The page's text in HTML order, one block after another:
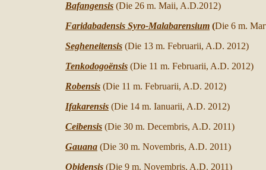
Bafangensis (Die 26 m. Maii, A.D.2012)
Faridabadensis Syro-Malabarensium (Die 6 m.
Segheneitensis (Die 13 m. Februarii, A.D. 2012)
Tenkodogoënsis (Die 11 m. Februarii, A.D. 2012)
Robensis (Die 11 m. Februarii, A.D. 2012)
Ifakarensis (Die 14 m. Ianuarii, A.D. 2012)
Ceibensis (Die 30 m. Decembris, A.D. 2011)
Gauana (Die 30 m. Novembris, A.D. 2011)
Obidensis (Die 9 m. Novembris, A.D. 2011)